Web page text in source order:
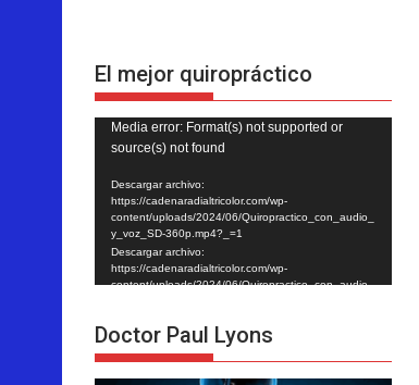
El mejor quiropráctico
Reproductor
de
vídeo
Media error: Format(s) not supported or
source(s) not found
Descargar archivo:
https://cadenaradialtricolor.com/wp-
content/uploads/2024/06/Quiropractico_con_audio_
y_voz_SD-360p.mp4?_=1
Descargar archivo:
https://cadenaradialtricolor.com/wp-
content/uploads/2024/06/Quiropractico_con_audio_
Doctor Paul Lyons